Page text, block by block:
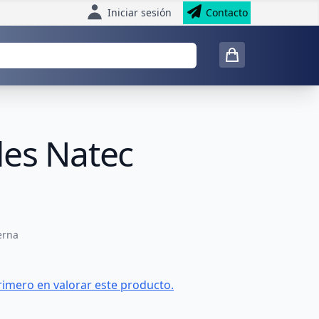
Iniciar sesión Contacto
Natec
en valorar este producto.